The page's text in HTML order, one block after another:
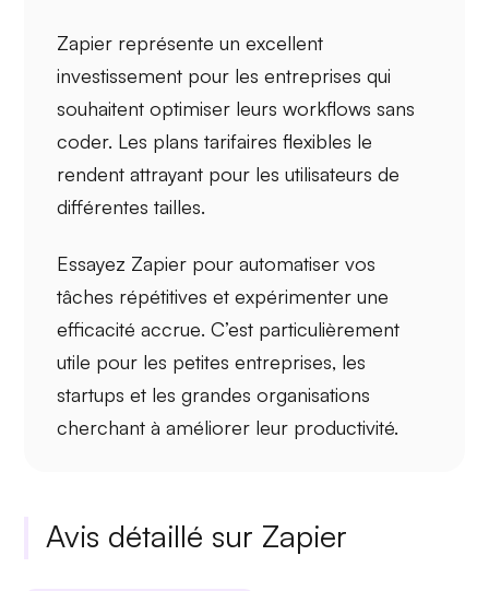
Zapier représente un excellent
investissement pour les entreprises qui
souhaitent optimiser leurs workflows sans
coder. Les plans tarifaires flexibles le
rendent attrayant pour les utilisateurs de
différentes tailles.
Essayez Zapier pour automatiser vos
tâches répétitives et expérimenter une
efficacité accrue. C’est particulièrement
utile pour les petites entreprises, les
startups et lesgrandes organisations
cherchant à améliorer leur productivité.
Avis détaillé sur Zapier